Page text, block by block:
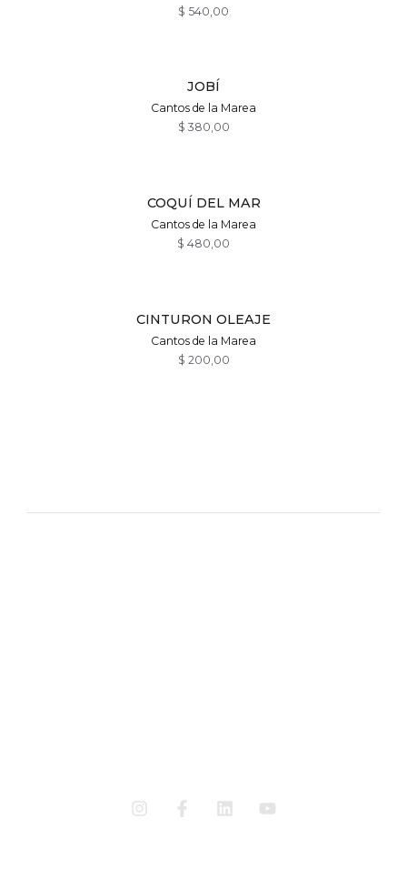
$ 540,00
JOBÍ
Cantos de la Marea
$ 380,00
COQUÍ DEL MAR
Cantos de la Marea
$ 480,00
CINTURON OLEAJE
Cantos de la Marea
$ 200,00